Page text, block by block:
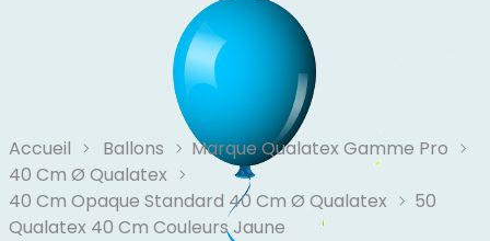
Accueil Ballons
Marque Qualatex Gamme Pro
40 Cm Ø Qualatex
40 Cm Opaque Standard 40 Cm Ø Qualatex
50
Qualatex 40 Cm Couleurs Jaune